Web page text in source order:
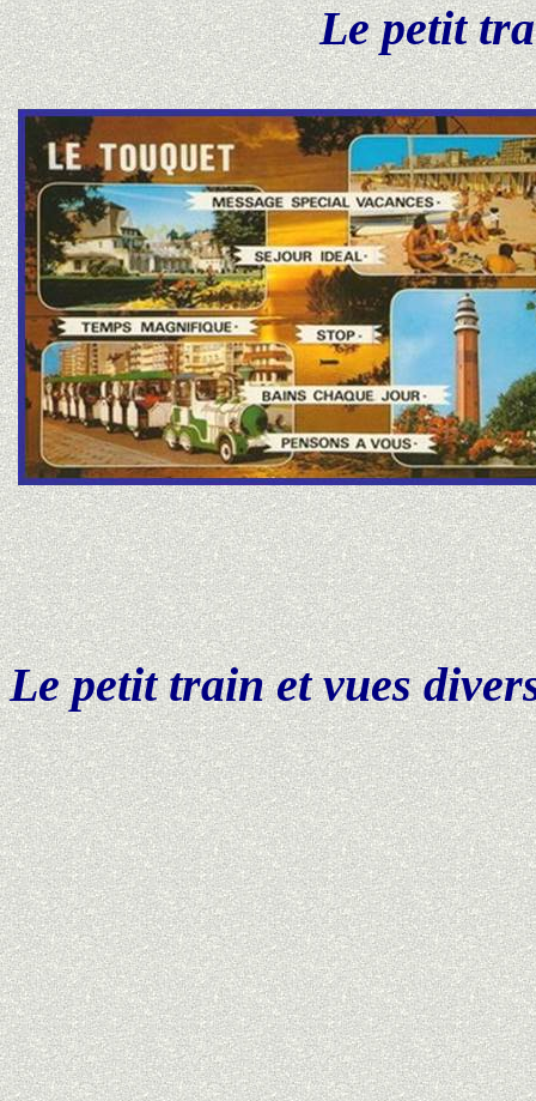
Le petit
Le petit train et vues